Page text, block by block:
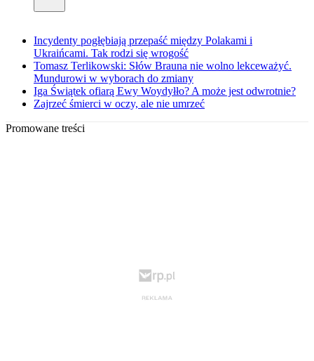
Incydenty pogłębiają przepaść między Polakami i
Ukraińcami. Tak rodzi się wrogość
Tomasz Terlikowski: Słów Brauna nie wolno lekceważyć.
Mundurowi w wyborach do zmiany
Iga Świątek ofiarą Ewy Woydyłło? A może jest odwrotnie?
Zajrzeć śmierci w oczy, ale nie umrzeć
Promowane treści